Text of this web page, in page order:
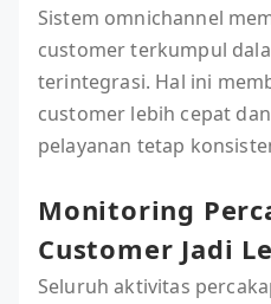
Sistem omnichannel
customer terkumpul
terintegrasi. Hal ini
customer lebih cepat
pelayanan tetap
Monitoring
Customer Jadi
Seluruh aktivitas